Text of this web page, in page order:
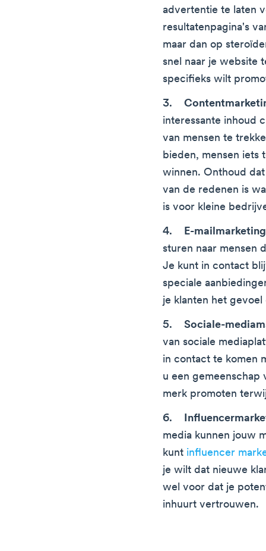
advertentie te laten
resultatenpagina's
maar dan op
snel naar je website
specifieks wilt
interessante inhoud
van mensen te
bieden, mensen iets
winnen. Onthoud
van de redenen is
is voor kleine
E-mailmarketing
sturen naar mensen
Je kunt in contact
speciale
je klanten het
Sociale-
van sociale
in contact te komen
u een gemeenschap
merk promoten
media kunnen jouw
kunt influencer
je wilt dat nieuwe
wel voor dat je
inhuurt vertrouwen.